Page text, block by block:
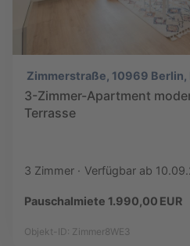
Zimmerstraße, 10969 Berlin,
3-Zimmer-Apartment
Terrasse
3 Zimmer Verfügbar ab
Pauschalmiete 1.990,00 EUR
Objekt-ID: Zimmer8WE3